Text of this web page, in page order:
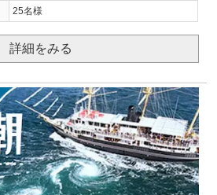
25名様
詳細をみる